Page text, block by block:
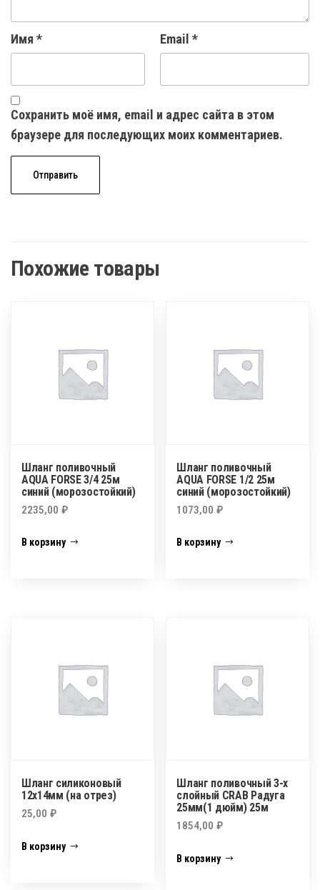
Имя * Email *
Сохранить моё имя, email и адрес сайта в этом
браузере для последующих моих комментариев.
Похожие товары
Шланг поливочный
AQUA FORSE 3/4 25м
синий (морозостойкий)
2235,00 ₽
В корзину
Шланг поливочный
AQUA FORSE 1/2 25м
синий (морозостойкий)
1073,00₽
В корзину
Шланг силиконовый
12х14мм (на отрез)
25,00 ₽
В корзину
Шланг поливочный 3-х
слойный CRAB Радуга
25мм(1 дюйм) 25м
1854,00₽
В корзину